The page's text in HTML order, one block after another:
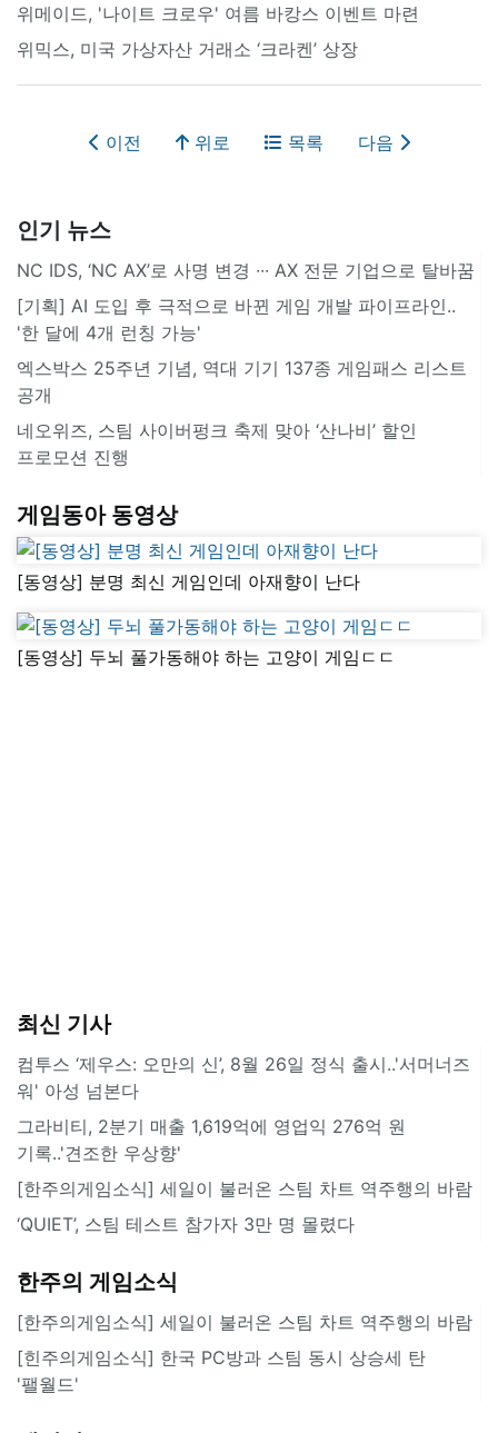
위메이드, '나이트 크로우' 여름 바캉스 이벤트 마련
위믹스, 미국 가상자산 거래소 ‘크라켄’ 상장
이전 위로 목록 다음
인기 뉴스
NC IDS, ‘NC AX’로 사명 변경 ∙∙∙ AX 전문 기업으로 탈바꿈
[기획] AI 도입 후 극적으로 바뀐 게임 개발 파이프라인..
'한 달에 4개 런칭 가능'
엑스박스 25주년 기념, 역대 기기 137종 게임패스 리스트
공개
네오위즈, 스팀 사이버펑크 축제 맞아 ‘산나비’ 할인
프로모션 진행
게임동아 동영상
[동영상] 분명 최신 게임인데 아재향이 난다
[동영상] 두뇌 풀가동해야 하는 고양이 게임ㄷㄷ
최신 기사
컴투스 ‘제우스: 오만의 신’, 8월 26일 정식 출시..'서머너즈
워' 아성 넘본다
그라비티, 2분기 매출 1,619억에 영업익 276억 원
기록..'견조한 우상향'
[한주의게임소식] 세일이 불러온 스팀 차트 역주행의 바람
‘QUIET’, 스팀 테스트 참가자 3만 명 몰렸다
한주의 게임소식
[한주의게임소식] 세일이 불러온 스팀 차트 역주행의 바람
[힌주의게임소식] 한국 PC방과 스팀 동시 상승세 탄
'팰월드'